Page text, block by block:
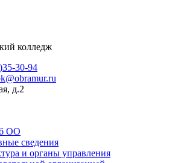
колледж
30-94
д.2
ОО
сведения
и органы управления